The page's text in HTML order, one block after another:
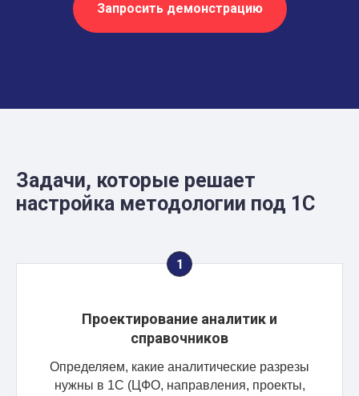
Запросить демонстрацию
Задачи, которые решает
настройка методологии под 1С
Проектирование аналитик и
справочников
Определяем, какие аналитические разрезы
нужны в 1С (ЦФО, направления, проекты,